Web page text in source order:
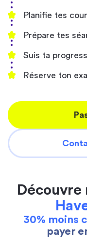
Planifie tes
Prépare tes
Suis ta
Réserve ton
Découvre
30% moins
payer